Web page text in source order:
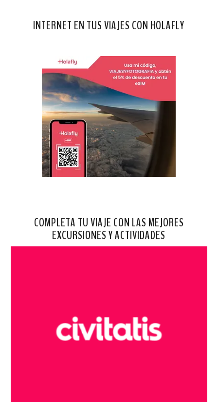
INTERNET EN TUS VIAJES CON HOLAFLY
COMPLETA TU VIAJE CON LAS MEJORES
EXCURSIONES Y ACTIVIDADES